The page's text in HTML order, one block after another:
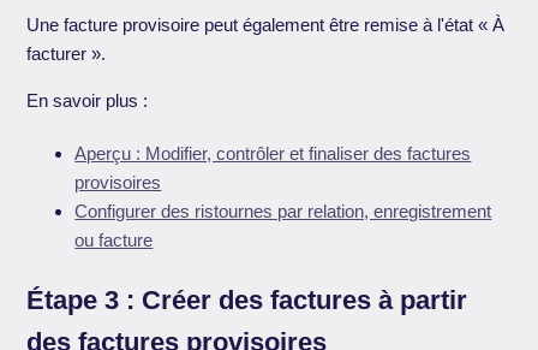
Une facture provisoire peut également être remise à l'état « À
facturer ».
En savoir plus :
Aperçu : Modifier, contrôler et finaliser des factures
provisoires
Configurer des ristournes par relation, enregistrement
ou facture
Étape 3 : Créer des factures à partir
des factures provisoires